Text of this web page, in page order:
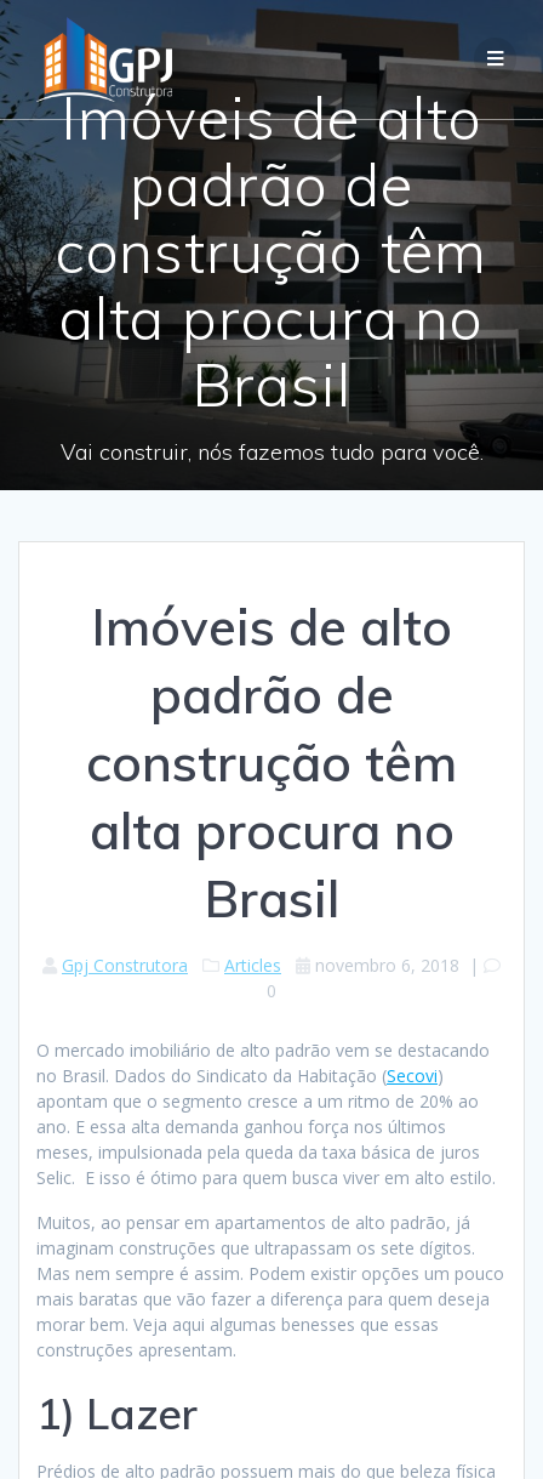
Imóveis de alto
padrão de
construção têm
alta procura no
Brasil
Vai construir, nós fazemos tudo para você.
Imóveis de alto
padrão de
construção têm
alta procura no
Brasil
Gpj Construtora Articles novembro 6, 2018 |
0
O mercado imobiliário de alto padrão vem se destacando
no Brasil. Dados do Sindicato da Habitação (Secovi)
apontam que o segmento cresce a um ritmo de 20% ao
ano. E essa alta demanda ganhou força nos últimos
meses, impulsionada pela queda da taxa básica de juros
Selic. E isso é ótimo para quem busca viver em alto estilo.
Muitos, ao pensar em apartamentos de alto padrão, já
imaginam construções que ultrapassam os sete dígitos.
Mas nem sempre é assim. Podem existir opções um pouco
mais baratas que vão fazer a diferença para quem deseja
morar bem. Veja aqui algumas benesses que essas
construções apresentam.
1) Lazer
Prédios de alto padrão possuem mais do que beleza física